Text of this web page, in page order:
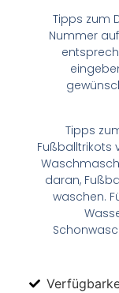
Tipps zum
Nummer
Tipps
Fußballtrikots
daran,
waschen.